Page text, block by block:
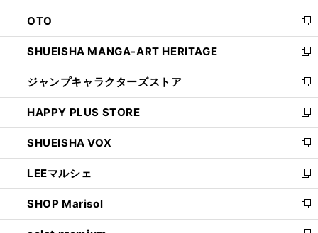
ウ
で
開
く
ン
ド
ウ
で
開
く
OTO
新
し
い
ウ
ィ
ン
ド
ウ
で
開
く
SHUEISHA MANGA-ART HERITAGE
新
し
い
ウ
ィ
ン
ド
ウ
で
開
く
ジャンプキャラクターズストア
新
し
い
ウ
ィ
ン
ド
ウ
で
開
HAPPY PLUS STORE
新
し
い
ウ
ィ
ン
ド
ウ
SHUEISHA VOX
新
し
い
ウ
ィ
ン
LEEマルシェ
新
し
い
ウ
SHOP Marisol
新
し